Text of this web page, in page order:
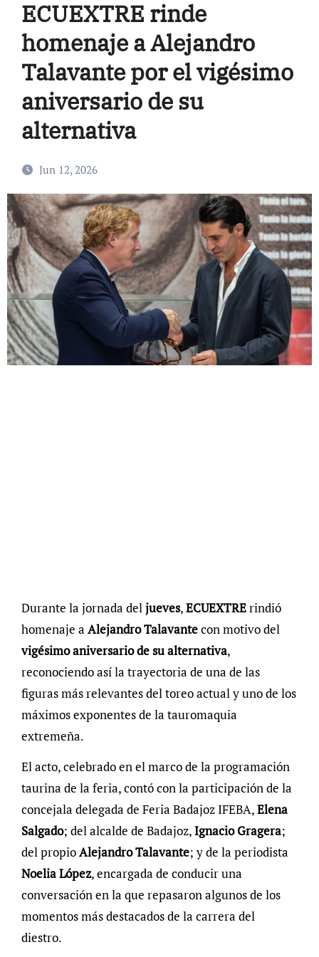
ECUEXTRE rinde
homenaje a Alejandro
Talavante por el vigésimo
aniversario de su
alternativa
Jun 12, 2026
Durante la jornada deljueves,ECUEXTRErindió
homenaje a Alejandro Talavantecon motivo del
vigésimo aniversario de su alternativa,
reconociendo así la trayectoria de una de las
figuras más relevantes del toreo actual y uno de los
máximos exponentes de la tauromaquia
extremeña.
El acto, celebrado en el marco de la programación
taurina de la feria, contó con la participación de la
concejala delegada de Feria Badajoz IFEBA,Elena
Salgado; del alcalde de Badajoz,Ignacio Gragera;
del propioAlejandro Talavante; y de la periodista
Noelia López, encargada de conducir una
conversación en la que repasaron algunos de los
momentos más destacados de la carrera del
diestro.